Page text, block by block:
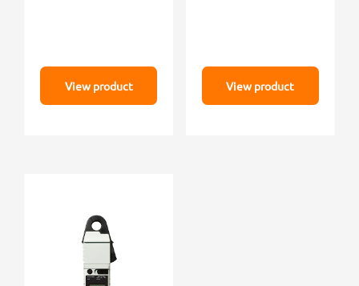
View product View product